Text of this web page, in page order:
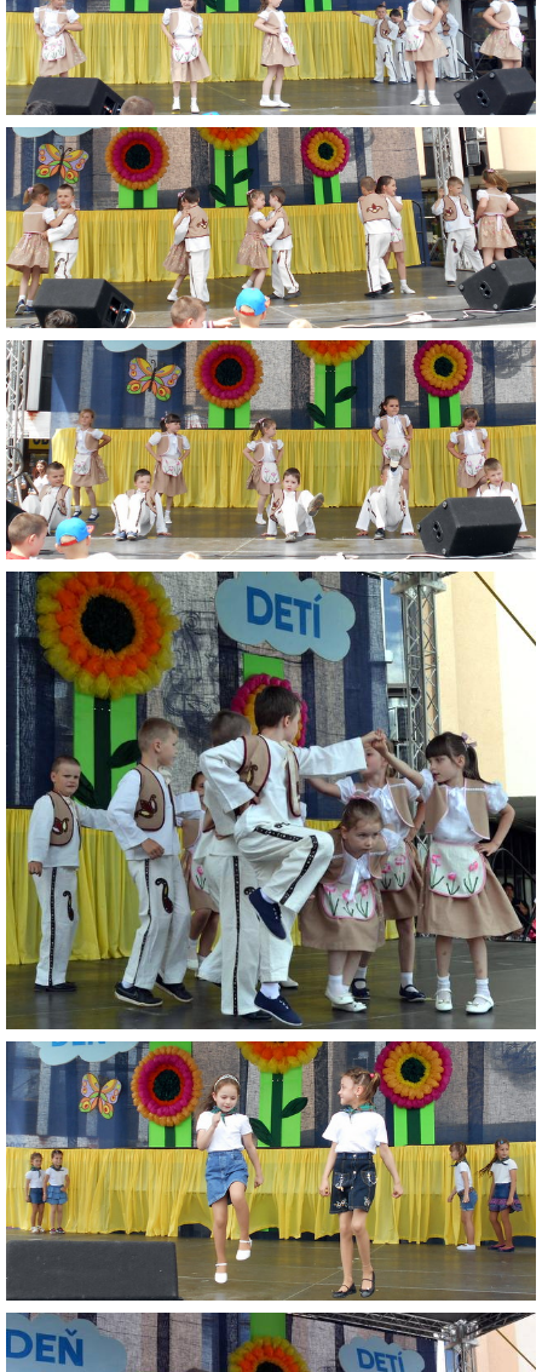
SPRÁVY O VÝCHOVNO-VZDELÁVACEJ ČINNOSTI
ŠKOLSKÝ PORIADOK
SMERNICE
ČO NÁS ČAKÁ V ŠKÔLKE...
ZAUJÍMAVOSTI PRE RODIČOV
ORGANIZÁCIA DŇA
TLAČIVÁ
ŠKOLSKÝ ČASOPIS KUKUČKA
JEDÁLNY LÍSTOK
RECEPTY
PROJEKTY
ZDRAVÝ ÚSMEV
NADÁCIA TESCO
NADÁCIA VOLKSWAGEN SLOVAKIA
MEMORANDUM DIEŤAŤA
VEREJNÉ OBSTARÁVANIE
EUROROZPRÁVKY
2% Z DANE